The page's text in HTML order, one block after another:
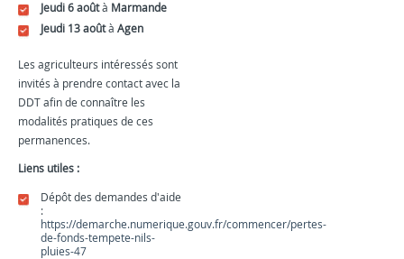
Jeudi 6 aoûtà Marmande
Jeudi 13 aoûtà Agen
Les agriculteurs intéressés sont
invités à prendre contact avec la
DDT afin de connaître les
modalités pratiques de ces
permanences.
Liens utiles :
Dépôt des demandes d'aide
:
https://demarche.numerique.gouv.fr/commencer/pertes-
de-fonds-tempete-nils-
pluies-47